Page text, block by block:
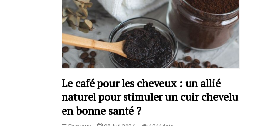
Le café pour les cheveux : un allié
naturel pour stimuler un cuir chevelu
en bonne santé ?